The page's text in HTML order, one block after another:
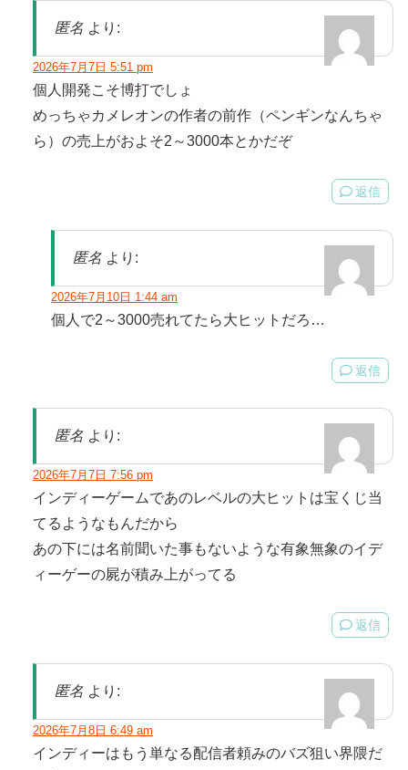
匿名 より:
2026年7月7日 5:51 pm
個人開発こそ博打でしょ
めっちゃカメレオンの作者の前作（ペンギンなんちゃ
ら）の売上がおよそ2～3000本とかだぞ
返信
匿名 より:
2026年7月10日 1:44 am
個人で2～3000売れてたら大ヒットだろ…
返信
匿名 より:
2026年7月7日 7:56 pm
インディーゲームであのレベルの大ヒットは宝くじ当
てるようなもんだから
あの下には名前聞いた事もないような有象無象のイデ
ィーゲーの屍が積み上がってる
返信
匿名 より:
2026年7月8日 6:49 am
インディーはもう単なる配信者頼みのバズ狙い界隈だ